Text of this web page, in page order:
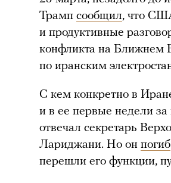
Трамп сообщил, что
и продуктивные
конфликта на Ближнем
по иранским
С кем конкретно в
и в ее первые недели
отвечал секретарь
Лариджани. Но он погиб
перешли его функции,